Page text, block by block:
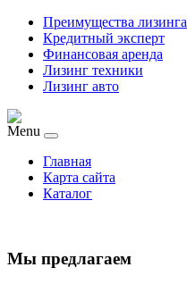
Преимущества лизинга
Кредитный эксперт
Финансовая аренда
Лизинг техники
Лизинг авто
Menu
Главная
Карта сайта
Каталог
Мы предлагаем